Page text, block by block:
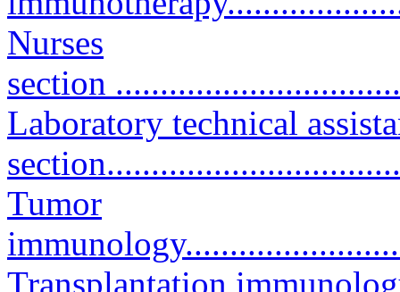
Nurses
section
Laboratory technical
Tumor
Transplantation